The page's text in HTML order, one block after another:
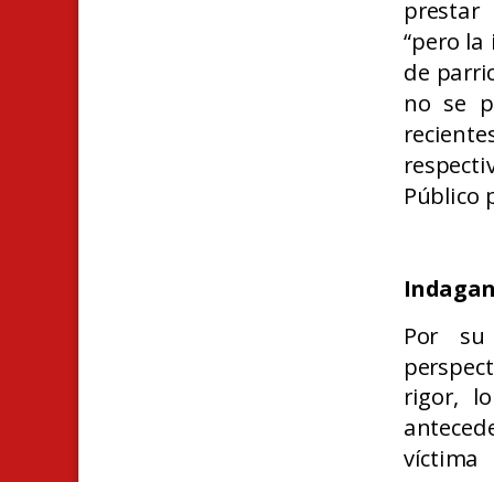
prestar
“pero
de
no se
Público
Por
rigor,
víctima